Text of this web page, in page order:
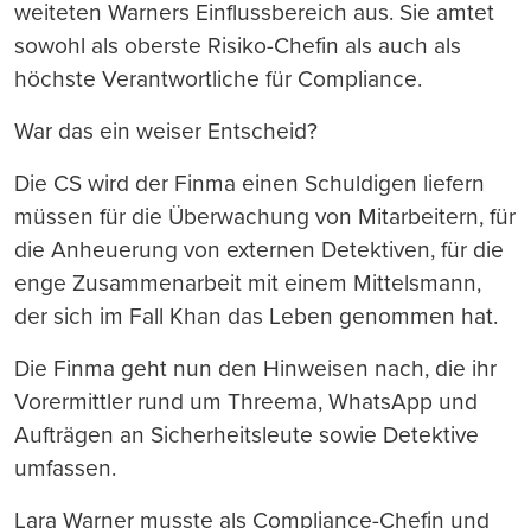
weiteten Warners Einflussbereich aus. Sie amtet
sowohl als oberste Risiko-Chefin als auch als
höchste Verantwortliche für Compliance.
War das ein weiser Entscheid?
Die CS wird der Finma einen Schuldigen liefern
müssen für die Überwachung von Mitarbeitern, für
die Anheuerung von externen Detektiven, für die
enge Zusammenarbeit mit einem Mittelsmann,
der sich im Fall Khan das Leben genommen hat.
Die Finma geht nun den Hinweisen nach, die ihr
Vorermittler rund um Threema, WhatsApp und
Aufträgen an Sicherheitsleute sowie Detektive
umfassen.
Lara Warner musste als Compliance-Chefin und